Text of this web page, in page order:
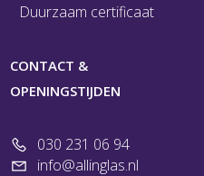
Duurzaam certificaat
CONTACT &
OPENINGSTIJDEN
030 231 06 94
info@allinglas.nl